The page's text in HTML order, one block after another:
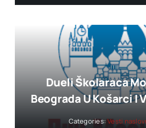
Dueli Školaraca
Beograda U Košarci I
Categories:Vesti